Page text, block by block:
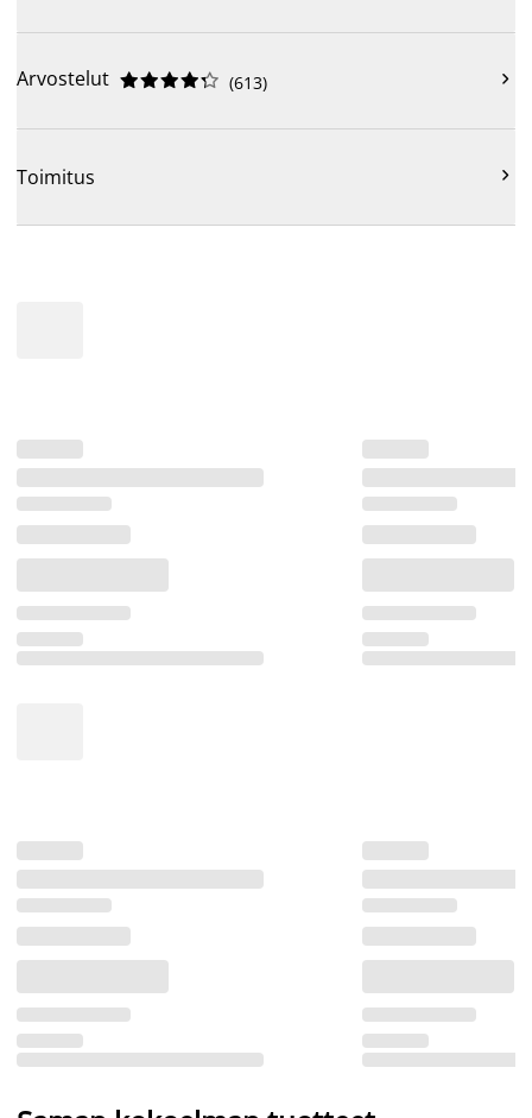
Arvostelut 




 (613) 
Toimitus 